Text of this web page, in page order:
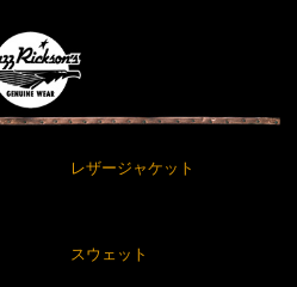
レザージャケット
スウェット